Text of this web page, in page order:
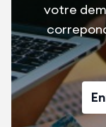
votre